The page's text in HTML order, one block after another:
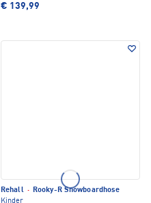
€ 139,99
Rehall · Rooky-R Snowboardhose
Kinder